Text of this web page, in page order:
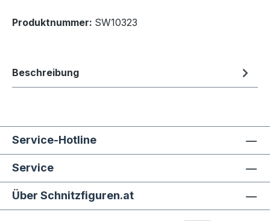
Produktnummer: SW10323
Beschreibung
Service-Hotline
Service
Über Schnitzfiguren.at